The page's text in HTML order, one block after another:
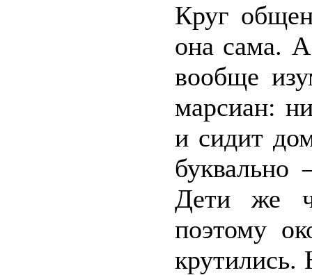
Круг
она сама.
вообще
марсиан:
и сидит
буквально
Дети же
поэтому
крутились.